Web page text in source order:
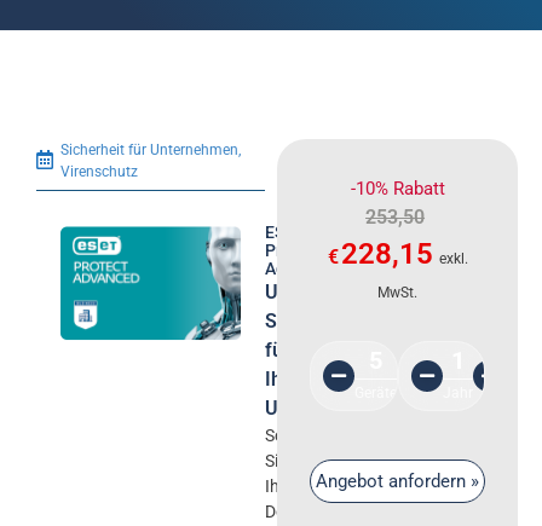
Sicherheit für Unternehmen,
Virenschutz
ESET
Protect
Advanced
Umfassende
Sicherheit
für
Ihr
Unternehmen
Schützen
Sie
Ihre
Desktops,
-10% Rabatt
253,50
€228,15 exkl.
MwSt.
Angebot anfordern »